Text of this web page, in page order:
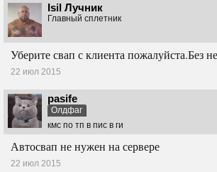
Isil Лучник
Главный сплетник
Уберите свап с клиента пожалуйста.Без
22 июл 2015
pasife
Олдфаг
кмс по тп в пис в ги
Автосвап не нужен на сервере
22 июл 2015